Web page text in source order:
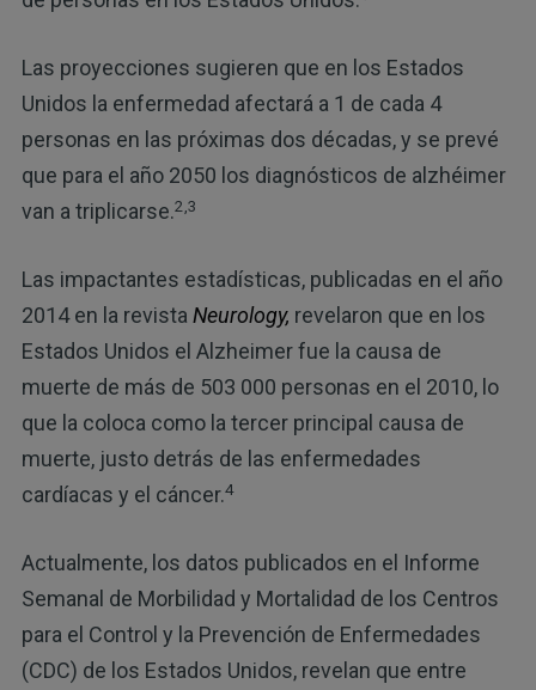
Las proyecciones sugieren que en los Estados
Unidos la enfermedad afectará a 1 de cada 4
personas en las próximas dos décadas, y se prevé
que para el año 2050 los diagnósticos de alzhéimer
van a triplicarse.2,3
Las impactantes estadísticas, publicadas en el año
2014 en la revista Neurology, revelaron que en los
Estados Unidos el Alzheimer fue la causa de
muerte de más de 503 000 personas en el 2010, lo
que la coloca como la tercer principal causa de
muerte, justo detrás de las enfermedades
cardíacas y el cáncer.4
Actualmente, los datos publicados en el Informe
Semanal de Morbilidad y Mortalidad de los Centros
para el Control y la Prevención de Enfermedades
(CDC) de los Estados Unidos, revelan que entre